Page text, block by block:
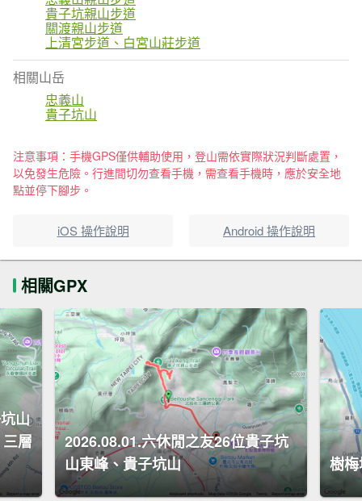
貴子坑親山步道
關渡親山步道
上清宮步道、白宮山莊步道
相關山岳
忠義山
貴子坑山
注意事項：手機GPS僅供輔助使用，登山需依實際狀況判斷處置，
以免發生危險。行進間切勿查看手機，需查看手機時，應於安全地
點並停下腳步。
iOS 操作說明 Android 操作說明
相關GPX
山
層
2026.08.01.六休閒之友26位貴子坑
山東峰、貴子坑山
樹